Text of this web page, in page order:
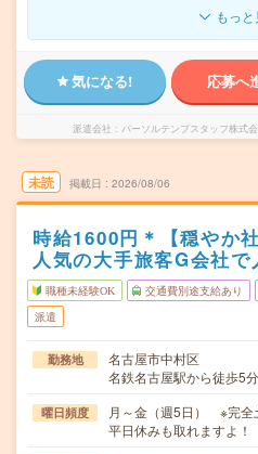
もっ
気になる! 応募へ
派遣会社 パーソルテンプスタッフ株式
未読 掲載日 2026/08/06
時給1600円＊【穏やか
人気の大手旅客G会社で
職種未経験OK 交通費別途支給あり
派遣
勤務地
名古屋市中村区
名鉄名古屋駅から徒歩5
曜日頻度
月～金（週5日） ※完全
平日休みも取れますよ！